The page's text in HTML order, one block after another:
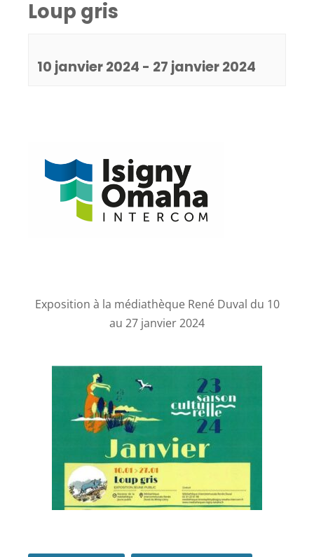
Loup gris
10 janvier 2024 - 27 janvier 2024
Exposition à la médiathèque René Duval du 10
au 27 janvier 2024